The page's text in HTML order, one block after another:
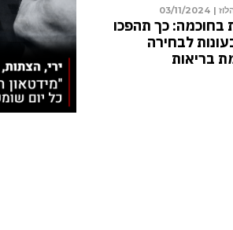
מה הלוז | 03/11/2024
בחוכמה: כך תהפכו
הטבעונות לבחירה
בריאות
חדשות